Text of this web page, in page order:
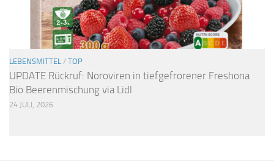
LEBENSMITTEL / TOP
UPDATE Rückruf: Noroviren in tiefgefrorener Freshona
Bio Beerenmischung via Lidl
24 JULI, 2026